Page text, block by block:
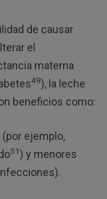
de causar
el
materna
49), la leche
beneficios como:
ejemplo,
51) y menores